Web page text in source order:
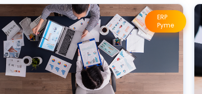
ERP
Pyme